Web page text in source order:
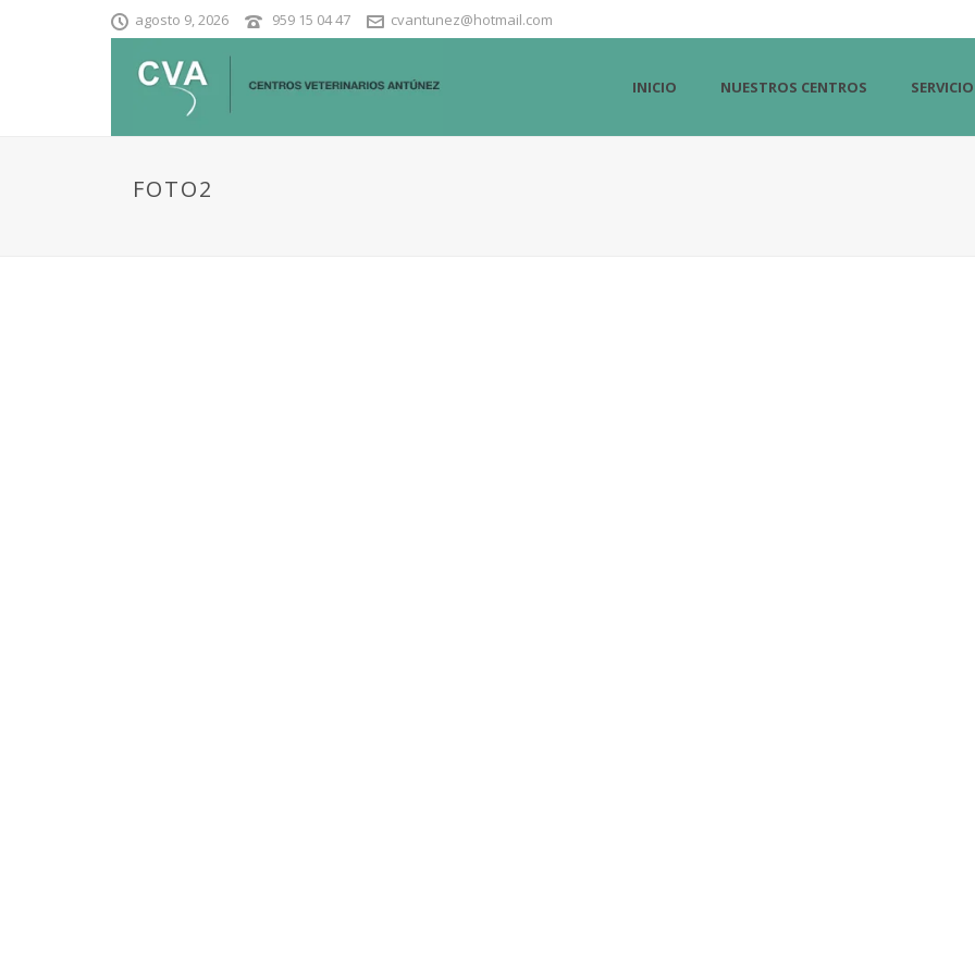
agosto 9, 2026 959 15 04 47 cvantunez@hotmail.com
INICIO NUESTROS CENTROS
FOTO2